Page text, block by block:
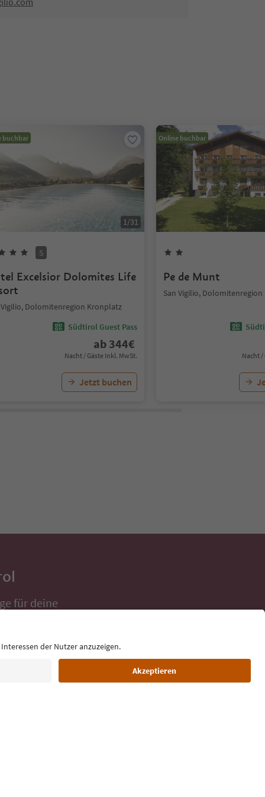
buchbar
1/31
S
Excelsior Dolomites Life
Vigilio, Dolomitenregion Kronplatz
Südtirol Guest Pass
ab 344€
Nacht / Gäste Inkl. MwSt.
Jetzt buchen
Online buchbar
Pe de Munt
San Vigilio,
Nacht /
für deine